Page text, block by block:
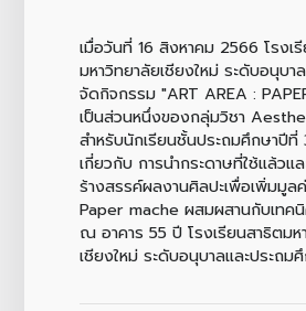
เมื่อวันที่ 16 สิงหาคม 2566 โรงเ
มหาวิทยาลัยเชียงใหม่ ระดับอนุบา
จัดกิจกรรม "ART AREA :
เป็นส่วนหนึ่งของกลุ่มวิชา
สำหรับนักเรียนชั้นประถมศึกษาปีที่
เกี่ยวกับ การนำกระดาษที่ใช้แล้วแ
ร้างสรรค์ผลงานศิลปะเพื่อเพิ่มมูล
Paper mache ผสมผสานกับเทค
ณ อาคาร 55 ปี โรงเรียนสาธิตมห
เชียงใหม่ ระดับอนุบาลและประถม